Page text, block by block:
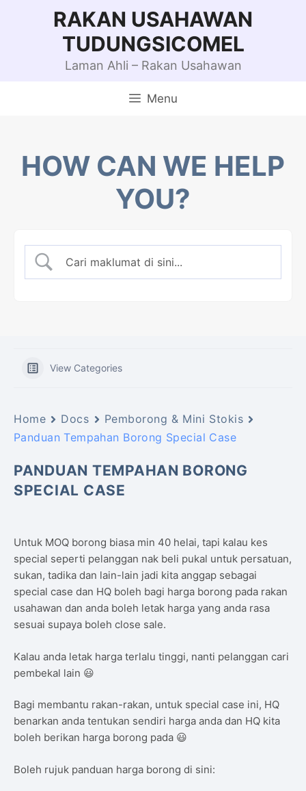
RAKAN USAHAWAN
TUDUNGSICOMEL
Laman Ahli – Rakan Usahawan
Menu
HOW CAN WE HELP
YOU?
View Categories
Home Docs
Pemborong & Mini Stokis
Panduan Tempahan Borong Special Case
PANDUAN TEMPAHAN BORONG
SPECIAL CASE
Untuk MOQ borong biasa min 40 helai, tapi kalau kes
special seperti pelanggan nak beli pukal untuk persatuan,
sukan, tadika dan lain-lain jadi kita anggap sebagai
special case dan HQ boleh bagi harga borong pada rakan
usahawan dan anda boleh letak harga yang anda rasa
sesuai supaya boleh close sale.
Kalau anda letak harga terlalu tinggi, nanti pelanggan cari
pembekal lain 😃
Bagi membantu rakan-rakan, untuk special case ini, HQ
benarkan anda tentukan sendiri harga anda dan HQ kita
boleh berikan harga borong pada 😃
Boleh rujuk panduan harga borong di sini: